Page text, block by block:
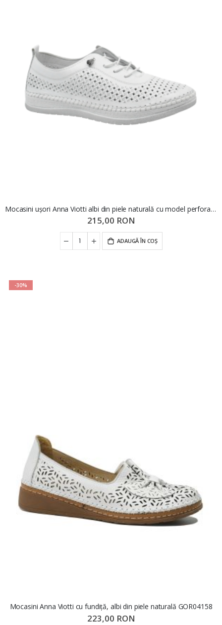
Mocasini ușori Anna Viotti albi din piele naturală cu model perforat GOR405
215,00 RON
ADAUGĂ ÎN COȘ
-30%
Mocasini Anna Viotti cu fundiță, albi din piele naturală GOR04158
223,00 RON